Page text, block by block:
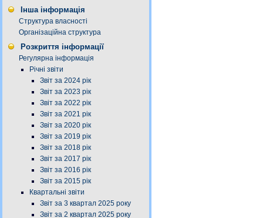
Інша інформація
Структура власності
Організаційна структура
Розкриття інформації
Регулярна інформація
Річні звіти
Звіт за 2024 рік
Звіт за 2023 рік
Звіт за 2022 рік
Звіт за 2021 рік
Звіт за 2020 рік
Звіт за 2019 рік
Звіт за 2018 рік
Звіт за 2017 рік
Звіт за 2016 рік
Звіт за 2015 рік
Квартальні звіти
Звіт за 3 квартал 2025 року
Звіт за 2 квартал 2025 року